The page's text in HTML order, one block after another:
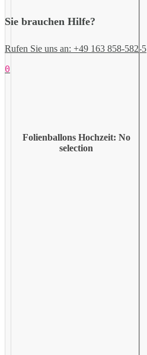
Sie brauchen Hilfe?
Rufen Sie uns an: +49 163 858-582-5
0
Folienballons Hochzeit: No
selection